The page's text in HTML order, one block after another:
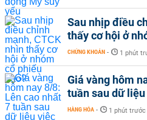
Sau nhịp điều
thấy cơ hội ở
CHỨNG KHOÁN - 1 phút
Giá vàng hôm
tuần sau dữ
HÀNG HÓA - 1 phút trước